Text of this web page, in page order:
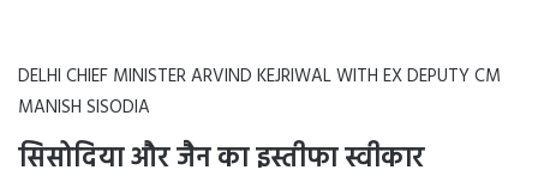
DELHI CHIEF MINISTER ARVIND KEJRIWAL WITH EX DEPUTY CM
MANISH SISODIA
सिसोदिया और जैन का इस्तीफा स्वीकार